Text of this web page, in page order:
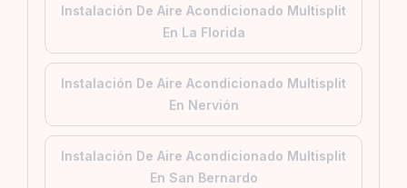
Instalación De Aire Acondicionado Multisplit
En La Florida
Instalación De Aire Acondicionado Multisplit
En Nervión
Instalación De Aire Acondicionado Multisplit
En San Bernardo